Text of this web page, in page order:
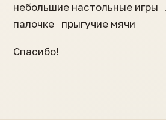
небольшие настольные игры
палочке прыгучие мячи
Спасибо!